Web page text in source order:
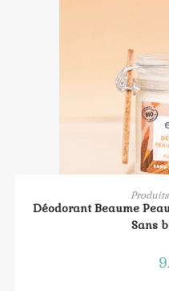
Déodorant Beaume
Sans